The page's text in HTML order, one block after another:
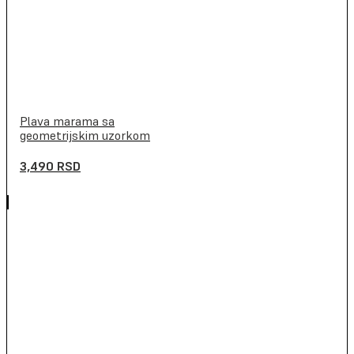
Plava marama sa
geometrijskim uzorkom
3,490 RSD